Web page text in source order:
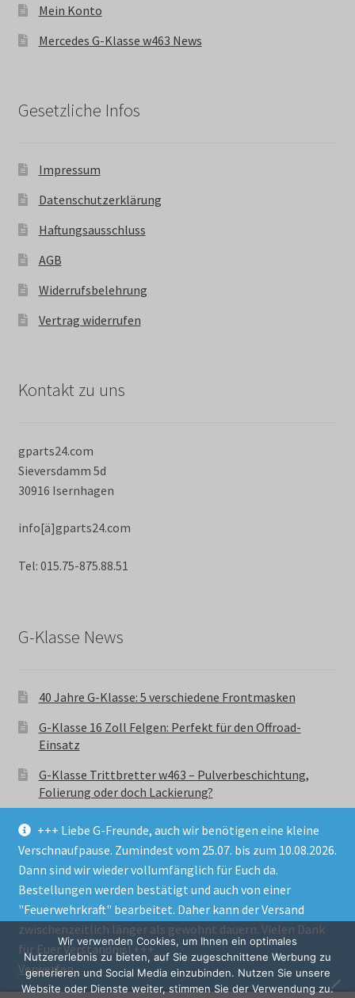
+++ Liebe G-Freunde, auch wir benötigen eine kleine
Verschnaufpause. Zumindest vom 25.07. bis zum 10.08.2026.
Dann sind wir wieder vollumfänglich für Euch da.
Bestellungen werden bestätigt und auch von einer
"Feuerwehrkraft" bearbeitet. Daher kann der Versand
zwischenzeitlich länger als gewohnt dauern. Vielen Dank
für Euer Verständnis! +++
Verwerfen
Mein Konto
Mercedes G-Klasse w463 News
Gesetzliche Infos
Impressum
Datenschutzerklärung
Haftungsausschluss
AGB
Widerrufsbelehrung
Vertrag widerrufen
Kontakt zu uns
gparts24.com
Sieversdamm 5d
30916 Isernhagen
info[ä]gparts24.com
Tel: 015.75-875.88.51
G-Klasse News
40 Jahre G-Klasse: 5 verschiedene Frontmasken
G-Klasse 16 Zoll Felgen: Perfekt für den Offroad-
Einsatz
G-Klasse Trittbretter w463 – Pulverbeschichtung,
Folierung oder doch Lackierung?
© GParts24 - G-Klasse w463 Trittbretter, Felgen,
Ersatzteile & Zubebehör.
Datenschutzerklärung
Alle Preise inkl. der gesetzlichen MwSt.
Wir verwenden Cookies, um Ihnen ein optimales
Nutzererlebnis zu bieten, auf Sie zugeschnittene Werbung zu
generieren und Social Media einzubinden. Nutzen Sie unsere
Website oder Dienste weiter, stimmen Sie der Verwendung zu.